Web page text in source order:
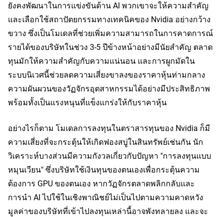
ยังคงพัฒนาในการแข่งขันด้าน AI พวกเขาจะให้ความสำคัญ
และเลือกใช้สถาปัตยกรรมทางเทคนิคของ Nvidia อย่างกว้าง
ขวาง ซึ่งเป็นโมเดลที่ช่วยเพิ่มความสามารถในการคาดการณ์
รายได้ของบริษัทในช่วง 3-5 ปีข้างหน้าอย่างมีนัยสำคัญ ตลาด
ทุนมักให้ความสำคัญกับความแน่นอน และการผูกมัดใน
ระบบนิเวศนี้ช่วยลดความเสี่ยงขาลงของราคาหุ้นท่ามกลาง
ความผันผวนของวัฏจักรอุตสาหกรรมได้อย่างมีประสิทธิภาพ
พร้อมทั้งเป็นแรงหนุนที่แข็งแกร่งให้กับราคาหุ้น
อย่างไรก็ตาม โมเดลการลงทุนในตราสารทุนของ Nvidia ก็มี
ความเสี่ยงที่จะกระตุ้นให้เกิดฟองสบู่ในสินทรัพย์เช่นกัน นัก
วิเคราะห์บางส่วนมีความกังวลเกี่ยวกับปัญหา "การลงทุนแบบ
หมุนเวียน" ซึ่งบริษัทใช้เงินทุนของตนเองเพื่อกระตุ้นความ
ต้องการ GPU ของตนเอง หากวัฏจักรตลาดพลิกกลับและ
การนำ AI ไปใช้ในเชิงพาณิชย์ไม่เป็นไปตามความคาดหวัง
มูลค่าของบริษัทที่เข้าไปลงทุนเหล่านี้อาจพังทลายลง และจะ